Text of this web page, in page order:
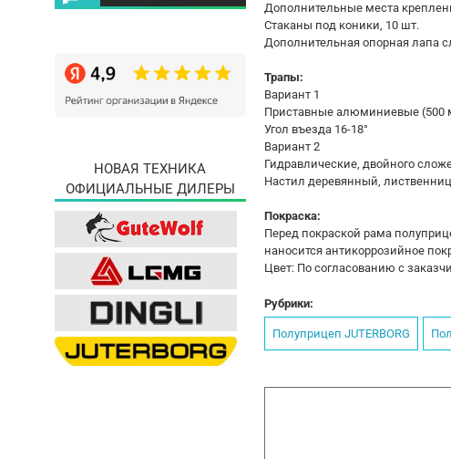
Дополнительные места
Стаканы под коники, 10 шт.
Дополнительная опорная лапа
Трапы:
Вариант 1
Приставные алюминиевые (500
Угол въезда 16-18°
Вариант 2
Гидравлические, двойного
Настил деревянный,
Покраска:
Перед покраской рама
наносится антикоррозийное
Цвет: По согласованию с
Рубрики:
Полуприцеп JUTERBORG
НОВАЯ ТЕХНИКА
ОФИЦИАЛЬНЫЕ ДИЛЕРЫ